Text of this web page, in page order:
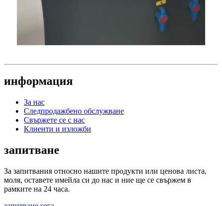
информация
За нас
Следпродажбено обслужване
Свържете се с нас
Клиенти и изложби
запитване
За запитвания относно нашите продукти или ценова листа,
моля, оставете имейла си до нас и ние ще се свържем в
рамките на 24 часа.